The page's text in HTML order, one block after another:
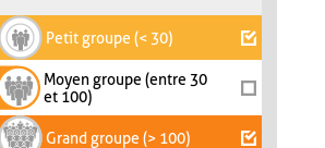
Petit groupe (< 30)
Moyen groupe (entre 30
et 100)
Grand groupe (> 100)